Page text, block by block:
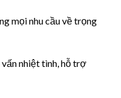
mọi nhu cầu về trọng
nhiệt tình, hỗ trợ